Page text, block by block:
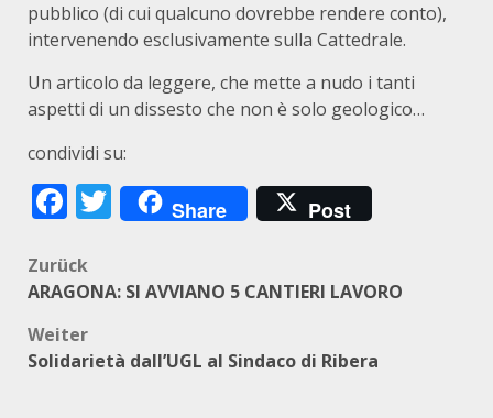
pubblico (di cui qualcuno dovrebbe rendere conto),
intervenendo esclusivamente sulla Cattedrale.
Un articolo da leggere, che mette a nudo i tanti
aspetti di un dissesto che non è solo geologico…
condividi su:
Facebook
Twitter
Share Post
Beitragsnavigation
Zurück
ARAGONA: SI AVVIANO 5 CANTIERI LAVORO
Weiter
Solidarietà dall’UGL al Sindaco di Ribera